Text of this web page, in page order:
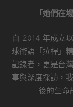
「她們在
自 2014 年成立以
球術語「拉桿」
記錄者，更是台
事與深度採訪，
後的生命